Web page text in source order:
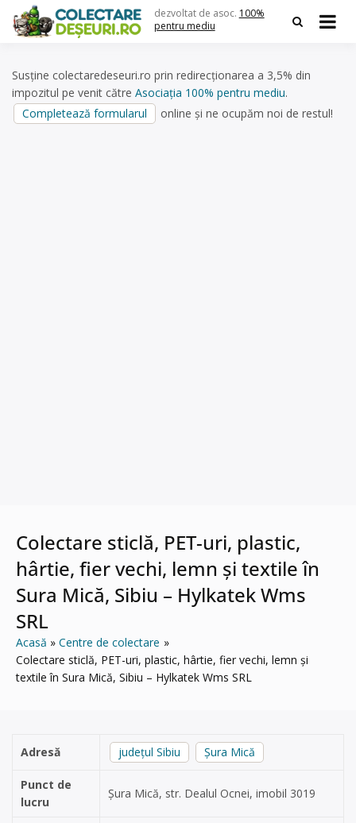
content
dezvoltat de asoc. 100%
pentru mediu
Susține colectaredeseuri.ro prin redirecționarea a 3,5% din
impozitul pe venit către Asociația 100% pentru mediu.
Completează formularul
online și ne ocupăm noi de restul!
Colectare sticlă, PET-uri, plastic,
hârtie, fier vechi, lemn și textile în
Sura Mică, Sibiu – Hylkatek Wms
SRL
Acasă
Centre de colectare
Colectare sticlă, PET-uri, plastic, hârtie, fier vechi, lemn și
textile în Sura Mică, Sibiu – Hylkatek Wms SRL
Adresă județul Sibiu Şura Mică
Punct de
lucru
Șura Mică, str. Dealul Ocnei, imobil 3019